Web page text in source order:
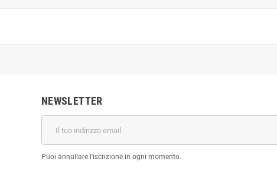
NEWSLETTER
Puoi annullare l'iscrizione in ogni momento.